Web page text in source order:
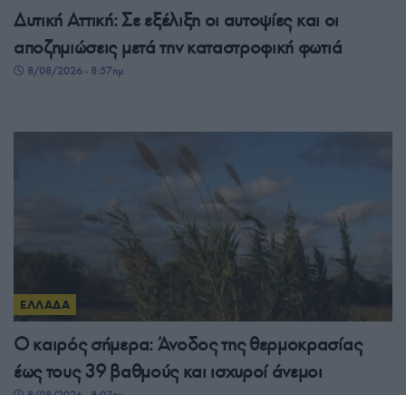
Δυτική Αττική: Σε εξέλιξη οι αυτοψίες και οι
αποζημιώσεις μετά την καταστροφική φωτιά
8/08/2026 - 8:57πμ
ΕΛΛΑΔΑ
Ο καιρός σήμερα: Άνοδος της θερμοκρασίας
έως τους 39 βαθμούς και ισχυροί άνεμοι